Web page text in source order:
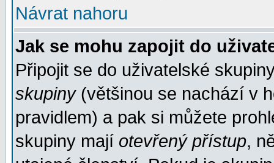
Návrat nahoru
Jak se mohu zapojit do
Připojit se do uživatelské
skupiny(většinou se nachází v
pravidlem) a pak si můžete
skupiny mají otevřený přístup,